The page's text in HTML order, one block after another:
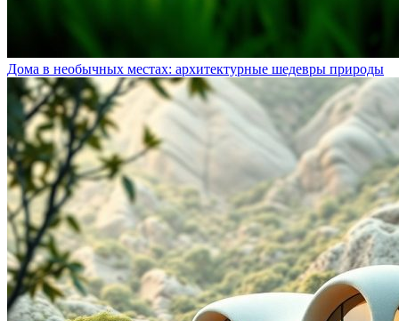
Дома в необычных местах: архитектурные шедевры природы